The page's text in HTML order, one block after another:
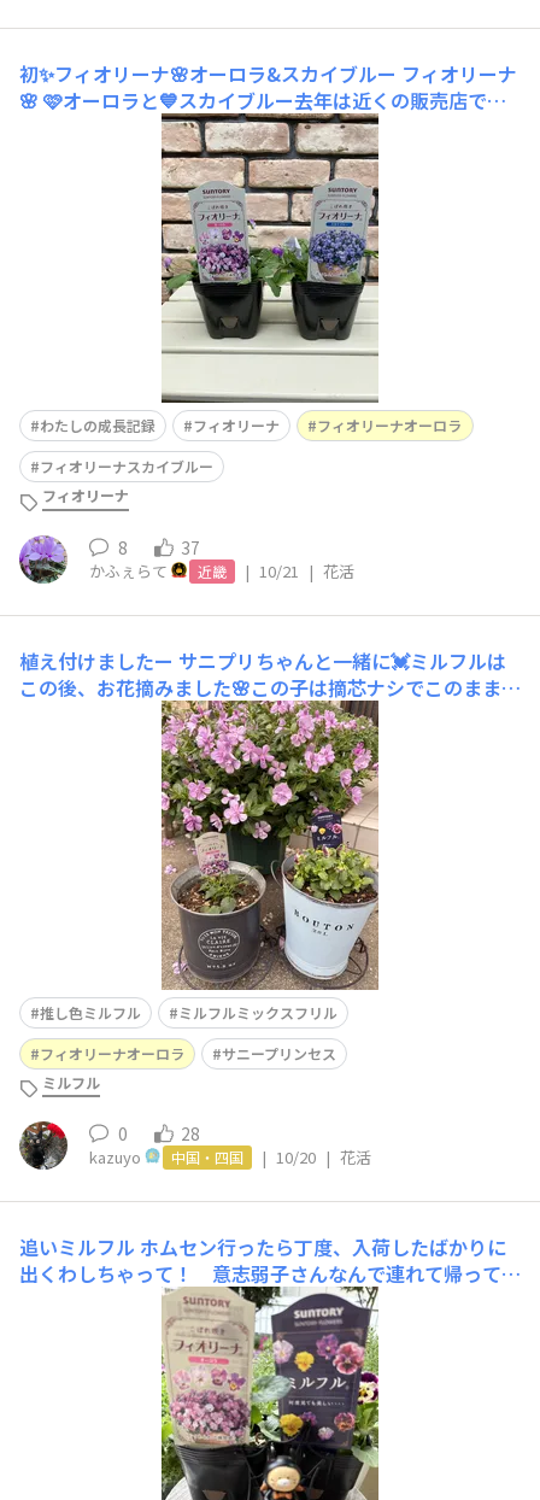
初✨フィオリーナ🌸オーロラ&スカイブルー フィオリーナ
🌸 🩷オーロラと💙スカイブルー去年は近くの販売店での
取り扱いが無くて断念💦今年はお迎えできました🙌 オー
ロラ！ピンぼけ済みません🙇 スカイブルー！ホワイ
ト？ ありあいりんさんの
わたしの成長記録 フィオリーナ
フィオリーナオーロラ
フィオリーナスカイブルー
フィオリーナ
8 37
かふぇらて 近畿 | 10/21 | 花活
植え付けましたー サニプリちゃんと一緒に💓ミルフルは
この後、お花摘みました🌸この子は摘芯ナシでこのまま育
推し色ミルフル
ミルフルミックスフリル
フィオリーナオーロラ
サニープリンセス
ミルフル
0 28
kazuyo 中国・四国 | 10/20 | 花活
追いミルフル ホムセン行ったら丁度、入荷したばかりに
出くわしちゃって！ 意志弱子さんなんで連れて帰ってき